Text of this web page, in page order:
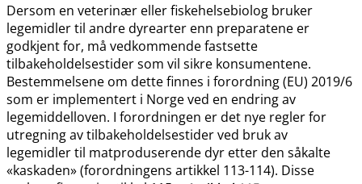
Dersom en veterinær eller fiskehelsebiolog bruker
legemidler til andre dyrearter enn preparatene er
godkjent for, må vedkommende fastsette
tilbakeholdelsestider som vil sikre konsumentene.
Bestemmelsene om dette finnes i forordning (EU) 2019/6
som er implementert i Norge ved en endring av
legemiddelloven. I forordningen er det nye regler for
utregning av tilbakeholdelsestider ved bruk av
legemidler til matproduserende dyr etter den såkalte
«kaskaden» (forordningens artikkel 113-114). Disse